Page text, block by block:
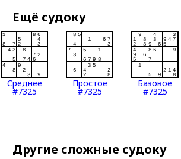
Ещё судоку
Среднее
#7325
Простое
#7325
Базовое
#7325
Другие сложные судоку